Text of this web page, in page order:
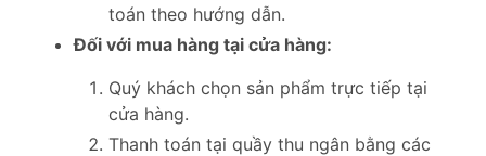
toán theo hướng dẫn.
Đối với mua hàng tại cửa hàng:
Quý khách chọn sản phẩm trực tiếp tại
cửa hàng.
Thanh toán tại quầy thu ngân bằng các